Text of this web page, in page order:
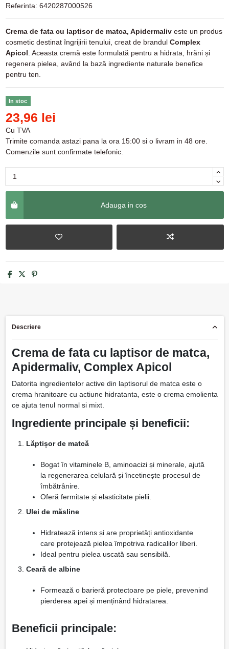
Referinta: 6420287000526
Crema de fata cu laptisor de matca, Apidermaliv este un produs
cosmetic destinat îngrijirii tenului, creat de brandul Complex
Apicol. Aceasta cremă este formulată pentru a hidrata, hrăni și
regenera pielea, având la bază ingrediente naturale benefice
pentru ten.
In stoc
23,96 lei
Cu TVA
Trimite comanda astazi pana la ora 15:00 si o livram in 48 ore.
Comenzile sunt confirmate telefonic.
Adauga in cos
Descriere
Crema de fata cu laptisor de matca,
Apidermaliv, Complex Apicol
Datorita ingredientelor active din laptisorul de matca este o
crema hranitoare cu actiune hidratanta, este o crema emolienta
ce ajuta tenul normal si mixt.
Ingrediente principale și beneficii:
Lăptișor de matcă
Bogat în vitaminele B, aminoacizi și minerale, ajută
la regenerarea celulară și încetinește procesul de
îmbătrânire.
Oferă fermitate și elasticitate pielii.
Ulei de măsline
Hidratează intens și are proprietăți antioxidante
care protejează pielea împotriva radicalilor liberi.
Ideal pentru pielea uscată sau sensibilă.
Ceară de albine
Formează o barieră protectoare pe piele, prevenind
pierderea apei și menținând hidratarea.
Beneficii principale: